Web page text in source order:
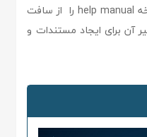
هم‌اکنون می‌توانید جدیدترین نسخه help manual را از سافت
آن برای ایجاد مستندات و